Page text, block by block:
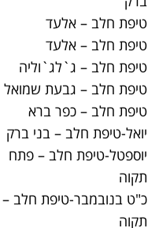
שמאי 4/
מאיר 11/
0/ ג`לג`וליה
דוד אלעזר 6/
0/ כפר ברא
יואל 18/
קהילת פראג 5/
– פתח
כ"ט בנובמבר 4/